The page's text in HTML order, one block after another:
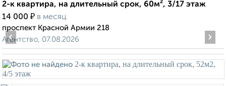
2-к квартира, на длительный срок, 60м², 3/17 этаж
14 000 ₽ в месяц
проспект Красной Армии 218
Агентство, 07.08.2026
‹ ›